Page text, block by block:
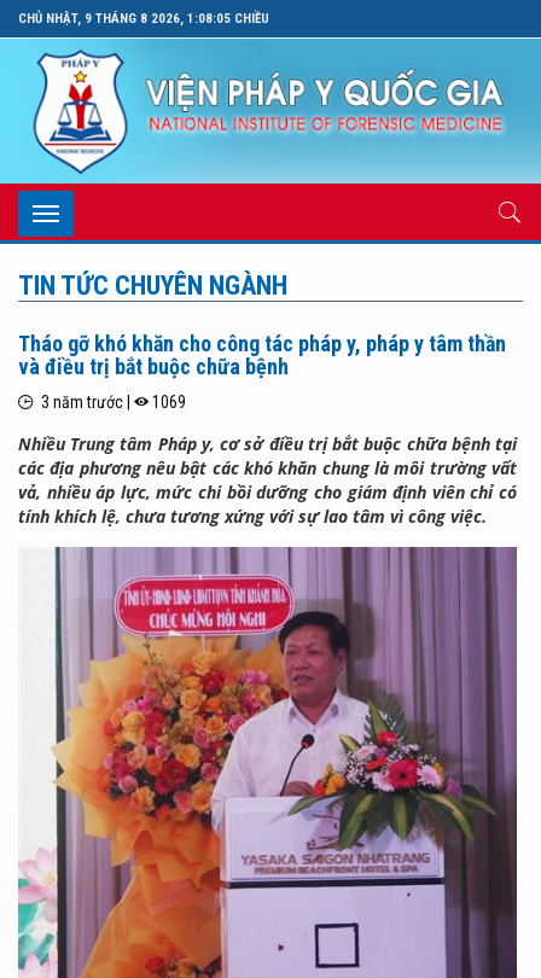
CHỦ NHẬT, 9 THÁNG 8 2026, 1:08:06 CHIỀU
Toggle
navigation
TIN TỨC CHUYÊN NGÀNH
Tháo gỡ khó khăn cho công tác pháp y, pháp y tâm thần
và điều trị bắt buộc chữa bệnh
3 năm trước | 1069
Nhiều Trung tâm Pháp y, cơ sở điều trị bắt buộc chữa bệnh tại
các địa phương nêu bật các khó khăn chung là môi trường vất
vả, nhiều áp lực, mức chi bồi dưỡng cho giám định viên chỉ có
tính khích lệ, chưa tương xứng với sự lao tâm vì công việc.